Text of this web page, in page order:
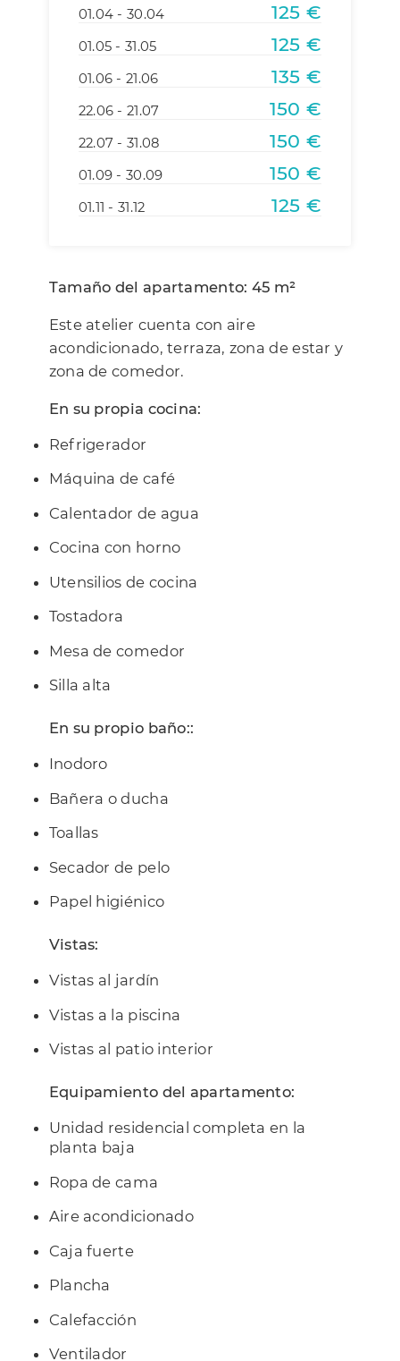
01.04 - 30.04 125 €
01.05 - 31.05 125 €
01.06 - 21.06 135 €
22.06 - 21.07 150 €
22.07 - 31.08 150 €
01.09 - 30.09 150 €
01.11 - 31.12 125 €
Tamaño del apartamento: 45 m²
Este atelier cuenta con aire
acondicionado, terraza, zona de estar y
zona de comedor.
En su propia cocina:
Refrigerador
Máquina de café
Calentador de agua
Cocina con horno
Utensilios de cocina
Tostadora
Mesa de comedor
Silla alta
En su propio baño::
Inodoro
Bañera o ducha
Toallas
Secador de pelo
Papel higiénico
Vistas:
Vistas al jardín
Vistas a la piscina
Vistas al patio interior
Equipamiento del apartamento:
Unidad residencial completa en la
planta baja
Ropa de cama
Aire acondicionado
Caja fuerte
Plancha
Calefacción
Ventilador